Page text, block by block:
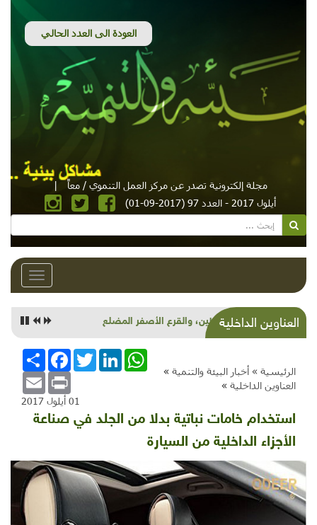
مجلة إلكترونية تصدر عن مركز العمل التنموي / معاً
|
أيلول 2017 - العدد 97 (2017-09-01)
Toggle
العناوين الداخليةاليقطين، والقرع الأصفر المضلع
الرئيسية » أخبار البيئة والتنمية »
العناوين الداخلية »
انشر
FacebookTwitterLinkedInWhatsApp
Email Print
01 أيلول 2017
استخدام خامات نباتية بدلا من الجلد في صناعة
الأجزاء الداخلية من السيارة